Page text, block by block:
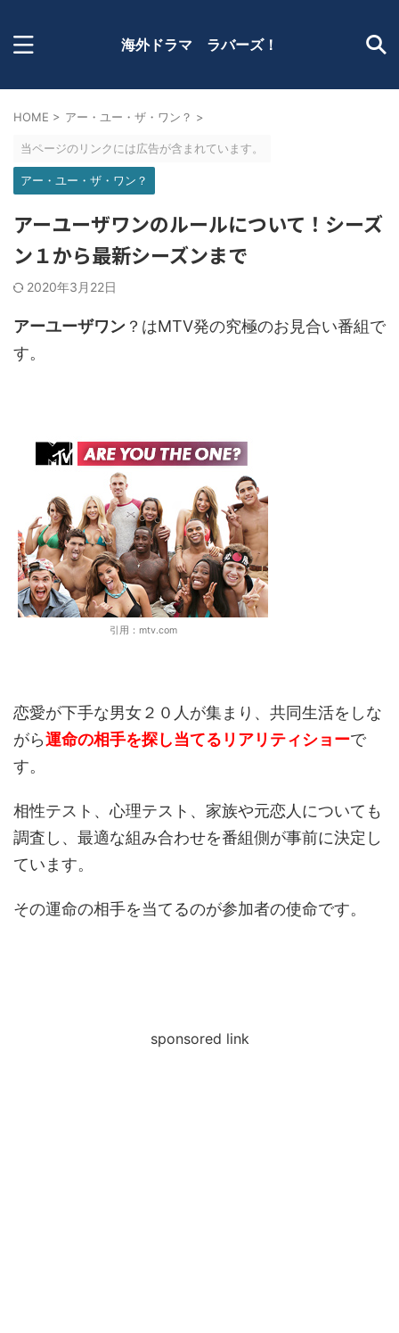
海外ドラマ ラバーズ！
HOME > アー・ユー・ザ・ワン？ >
当ページのリンクには広告が含まれています。
アー・ユー・ザ・ワン？
アーユーザワンのルールについて！シーズ
ン１から最新シーズンまで
2020年3月22日
アーユーザワン ？はMTV発の究極のお見合い番組で
す。
引用：mtv.com
恋愛が下手な男女２０人が集まり、共同生活をしな
がら運命の相手を探し当てるリアリティショーで
す。
相性テスト、心理テスト、家族や元恋人についても
調査し、最適な組み合わせを番組側が事前に決定し
ています。
その運命の相手を当てるのが参加者の使命です。
sponsored link